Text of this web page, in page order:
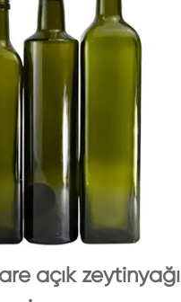
açık zeytinyağı